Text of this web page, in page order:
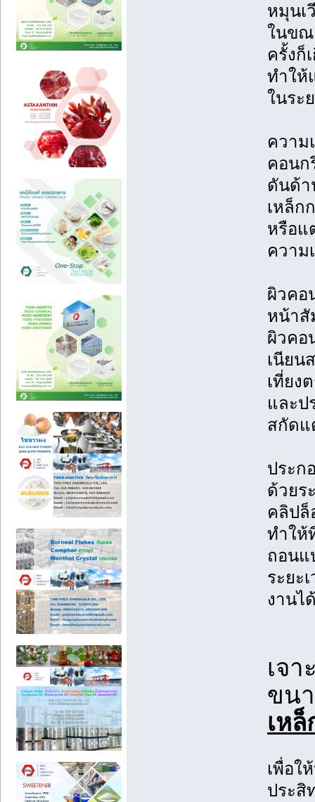
หมุนเ
ในขณ
ครั้งก็
ทำให้
ในระ
ความ
คอนก
ดันด้า
เหล็ก
หรือแ
ความ
ผิวคอ
หน้าสั
ผิวคอ
เนียน
เที่ยง
และป
สกัดแ
ประก
ด้วยร
คลิปล็
ทำให้
ถอนแ
ระยะ
งานไ
เจ
ขน
เหล็
เพื่อใ
ประสิ